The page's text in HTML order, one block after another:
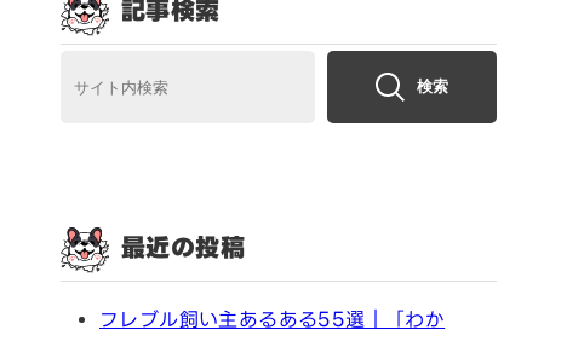
記事検索
検索
最近の投稿
フレブル飼い主あるある55選｜「わか